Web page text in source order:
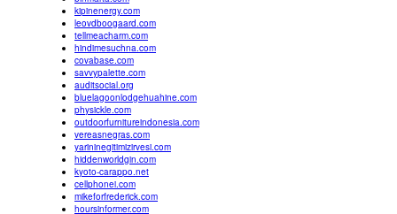
kipinenergy.com
leovdboogaard.com
tellmeacharm.com
hindimesuchna.com
covabase.com
savvypalette.com
auditsocial.org
bluelagoonlodgehuahine.com
physickle.com
outdoorfurnitureindonesia.com
vereasnegras.com
yarininegitimizirvesi.com
hiddenworldgin.com
kyoto-carappo.net
cellphonei.com
mikeforfrederick.com
hoursinformer.com